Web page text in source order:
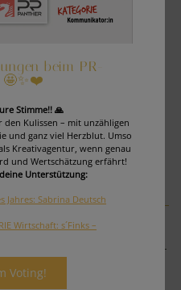
und Optimierungen.
Österreich.
auf Augenhöhe, mit
und Verantwortung
→ Angebot → Kick-
beim PR-
🤩✨❤️
Stimme!! 🙏
Kulissen – mit unzähligen
und ganz viel Herzblut. Umso
Kreativagentur, wenn genau
und Wertschätzung erfährt!
Unterstützung:
Sabrina Deutsch
Wirtschaft: s´Finks –
Voting!